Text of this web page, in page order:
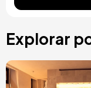
Explorar